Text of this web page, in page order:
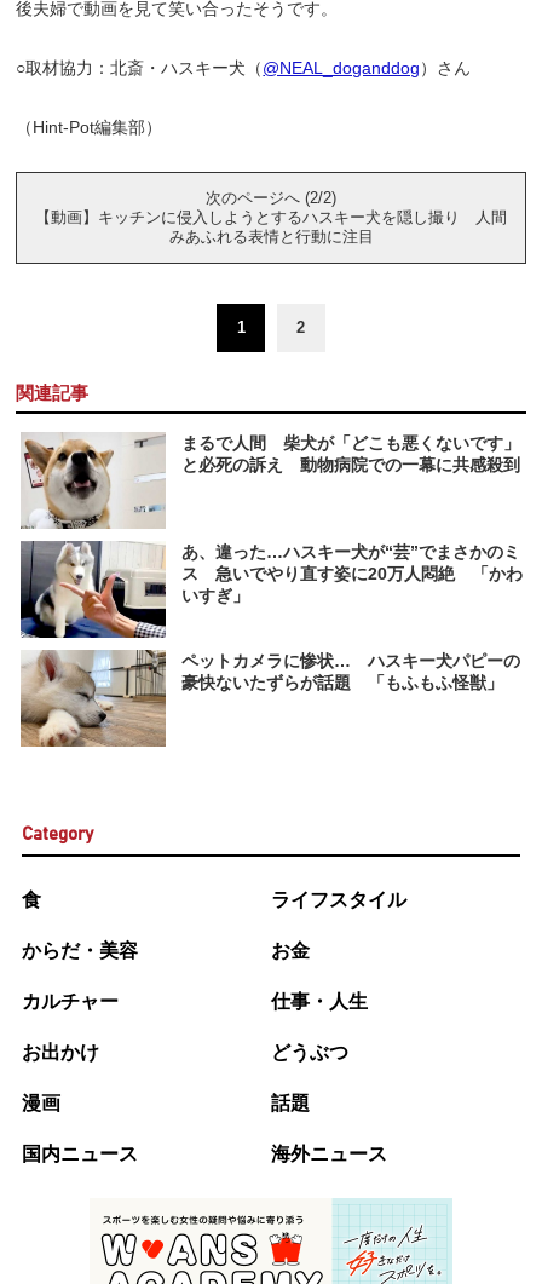
後夫婦で動画を見て笑い合ったそうです。
○取材協力：北斎・ハスキー犬（@NEAL_doganddog）さん
（Hint-Pot編集部）
次のページへ (2/2)
【動画】キッチンに侵入しようとするハスキー犬を隠し撮り 人間
みあふれる表情と行動に注目
1 2
関連記事
まるで人間 柴犬が「どこも悪くないです」
と必死の訴え 動物病院での一幕に共感殺到
あ、違った…ハスキー犬が“芸”でまさかのミ
ス 急いでやり直す姿に20万人悶絶 「かわ
いすぎ」
ペットカメラに惨状… ハスキー犬パピーの
豪快ないたずらが話題 「もふもふ怪獣」
Category
食 ライフスタイル
からだ・美容 お金
カルチャー 仕事・人生
お出かけ どうぶつ
漫画 話題
国内ニュース 海外ニュース